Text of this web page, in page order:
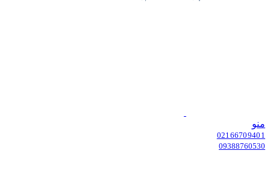
منو
02166709401
09388760530